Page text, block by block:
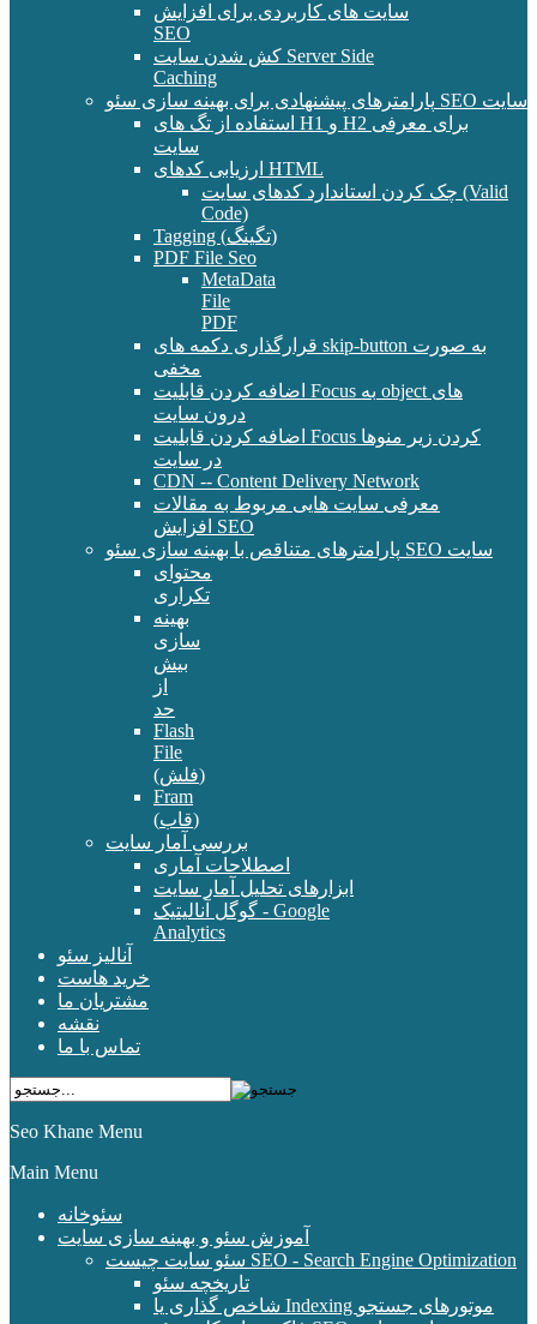
سایت های کاربردی برای افزایش
SEO
کش شدن سایت Server Side
Caching
پارامترهای پیشنهادی برای بهینه سازی سئو SEO سایت
استفاده از تگ های H1 و H2 برای معرفی
سایت
ارزیابی کدهای HTML
چک کردن استاندارد کدهای سایت (Valid
Code)
Tagging (تگینگ)
PDF File Seo
MetaData
File
PDF
قرارگذاری دکمه های skip-button به صورت
مخفی
اضافه کردن قابلیت Focus به object های
درون سایت
اضافه کردن قابلیت Focus کردن زیر منوها
در سایت
CDN -- Content Delivery Network
معرفی سایت هایی مربوط به مقالات
افزایش SEO
پارامترهای متناقص با بهینه سازی سئو SEO سایت
محتوای
تکراری
بهینه
سازی
بیش
از
حد
Flash
File
(فلش)
Fram
(قاب)
بررسی آمار سایت
اصطلاحات آماری
ابزارهای تحلیل آمار سایت
گوگل آنالیتیک - Google
Analytics
آنالیز سئو
خرید هاست
مشتریان ما
نقشه
تماس با ما
Seo Khane Menu
Main Menu
سئوخانه
آموزش سئو و بهینه سازی سایت
سئو سایت چیست SEO - Search Engine Optimization
تاریخچه سئو
شاخص گذاری یا Indexing موتورهای جستجو